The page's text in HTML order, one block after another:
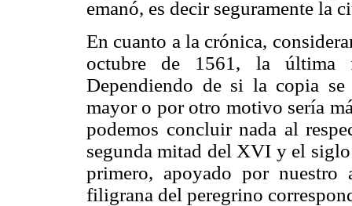
emanó, es decir seguramente la
En cuanto a la crónica,
octubre de 1561, la última
Dependiendo de si la copia
mayor o por otro motivo sería
podemos concluir nada al
segunda mitad del XVI y el
primero, apoyado por
filigrana del peregrino